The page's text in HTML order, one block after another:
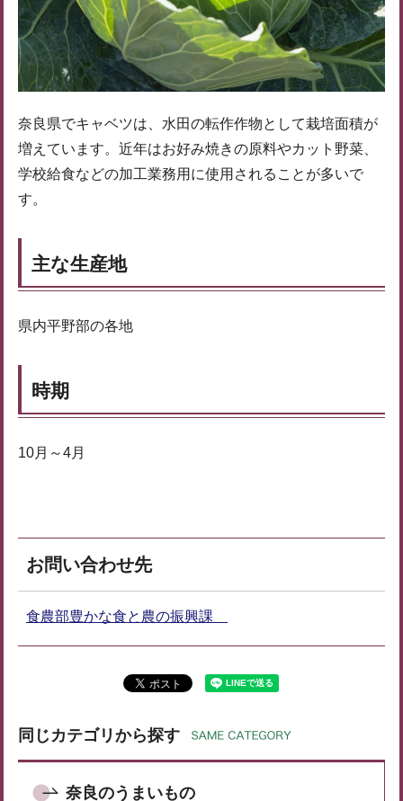
奈良県でキャベツは、水田の転作作物として栽培面積が
増えています。近年はお好み焼きの原料やカット野菜、
学校給食などの加工業務用に使用されることが多いで
す。
主な生産地
県内平野部の各地
時期
10月～4月
お問い合わせ先
食農部豊かな食と農の振興課
同じカテゴリから探す
奈良のうまいもの